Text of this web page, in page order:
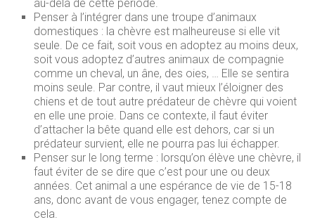
au-delà de cette période.
Penser à l’intégrer dans une troupe d’animaux
domestiques : la chèvre est malheureuse si elle vit
seule. De ce fait, soit vous en adoptez au moins deux,
soit vous adoptez d’autres animaux de compagnie
comme un cheval, un âne, des oies, … Elle se sentira
moins seule. Par contre, il vaut mieux l’éloigner des
chiens et de tout autre prédateur de chèvre qui voient
en elle une proie. Dans ce contexte, il faut éviter
d’attacher la bête quand elle est dehors, car si un
prédateur survient, elle ne pourra pas lui échapper.
Penser sur le long terme : lorsqu’on élève une chèvre, il
faut éviter de se dire que c’est pour une ou deux
années. Cet animal a une espérance de vie de 15-18
ans, donc avant de vous engager, tenez compte de
cela.